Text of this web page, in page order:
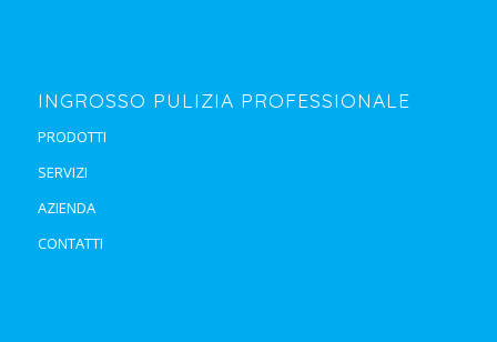
INGROSSO PULIZIA PROFESSIONALE
PRODOTTI
SERVIZI
AZIENDA
CONTATTI